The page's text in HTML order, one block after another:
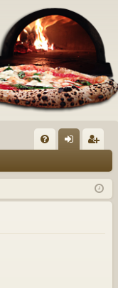
Q in riv
iti